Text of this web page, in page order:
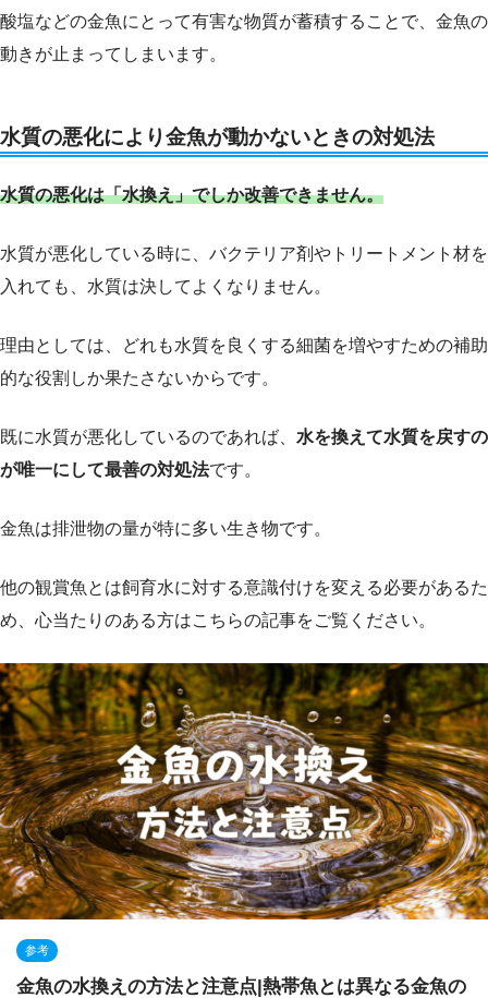
酸塩などの金魚にとって有害な物質が蓄積することで、金魚の
動きが止まってしまいます。
水質の悪化により金魚が動かないときの対処法
水質の悪化は「水換え」でしか改善できません。
水質が悪化している時に、バクテリア剤やトリートメント材を
入れても、水質は決してよくなりません。
理由としては、どれも水質を良くする細菌を増やすための補助
的な役割しか果たさないからです。
既に水質が悪化しているのであれば、 水を換えて水質を戻すの
が唯一にして最善の対処法です。
金魚は排泄物の量が特に多い生き物です。
他の観賞魚とは飼育水に対する意識付けを変える必要があるた
め、心当たりのある方はこちらの記事をご覧ください。
参考
金魚の水換えの方法と注意点|熱帯魚とは異なる金魚の